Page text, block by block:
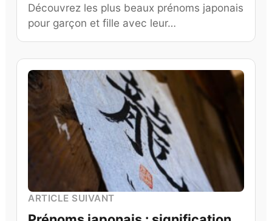
Découvrez les plus beaux prénoms japonais
pour garçon et fille avec leur…
ARTICLE SUIVANT